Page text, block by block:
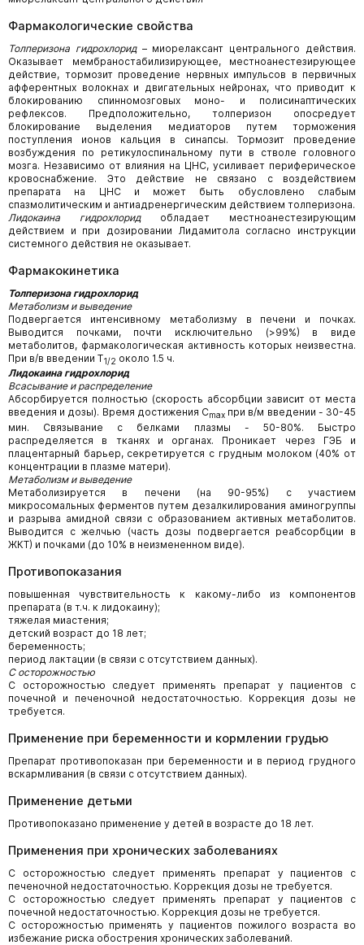
Фармакологические свойства
Толперизона гидрохлорид– миорелаксант центрального действия.
Оказывает мембраностабилизирующее, местноанестезирующее
действие, тормозит проведение нервных импульсов в первичных
афферентных волокнах и двигательных нейронах, что приводит к
блокированию спинномозговых моно- и полисинаптических
рефлексов. Предположительно, толперизон опосредует
блокирование выделения медиаторов путем торможения
поступления ионов кальция в синапсы. Тормозит проведение
возбуждения по ретикулоспинальному пути в стволе головного
мозга. Независимо от влияния на ЦНС, усиливает периферическое
кровоснабжение. Это действие не связано с воздействием
препарата на ЦНС и может быть обусловлено слабым
спазмолитическим и антиадренергическим действием толперизона.
Лидокаина гидрохлоридобладает местноанестезирующим
действием и при дозировании Лидамитола согласно инструкции
системного действия не оказывает.
Фармакокинетика
Толперизона гидрохлорид
Метаболизм и выведение
Подвергается интенсивному метаболизму в печени и почках.
Выводится почками, почти исключительно (>99%) в виде
метаболитов, фармакологическая активность которых неизвестна.
При в/в введении T1/2 около 1.5 ч.
Лидокаина гидрохлорид
Всасывание и распределение
Абсорбируется полностью (скорость абсорбции зависит от места
введения и дозы). Время достижения Cmax при в/м введении - 30-45
мин. Связывание с белками плазмы - 50-80%. Быстро
распределяется в тканях и органах. Проникает через ГЭБ и
плацентарный барьер, секретируется с грудным молоком (40% от
концентрации в плазме матери).
Метаболизм и выведение
Метаболизируется в печени (на 90-95%) с участием
микросомальных ферментов путем дезалкилирования аминогруппы
и разрыва амидной связи с образованием активных метаболитов.
Выводится с желчью (часть дозы подвергается реабсорбции в
ЖКТ) и почками (до 10% в неизмененном виде).
Противопоказания
повышенная чувствительность к какому-либо из компонентов
препарата (в т.ч. к лидокаину);
тяжелая миастения;
детский возраст до 18 лет;
беременность;
период лактации (в связи с отсутствием данных).
С осторожностью
С осторожностью следует применять препарат у пациентов с
почечной и печеночной недостаточностью. Коррекция дозы не
требуется.
Применение при беременности и кормлении грудью
Препарат противопоказан при беременности и в период грудного
вскармливания (в связи с отсутствием данных).
Применение детьми
Противопоказано применение у детей в возрасте до 18 лет.
Применения при хронических заболеваниях
С осторожностью следует применять препарат у пациентов с
печеночной недостаточностью. Коррекция дозы не требуется.
С осторожностью следует применять препарат у пациентов с
почечной недостаточностью. Коррекция дозы не требуется.
С осторожностью применять у пациентов пожилого возраста во
избежание риска обострения хронических заболеваний.